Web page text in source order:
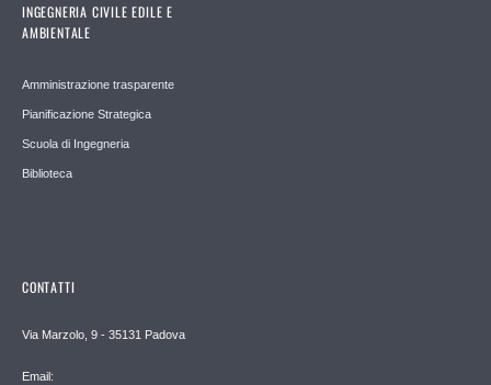
INGEGNERIA CIVILE EDILE E
AMBIENTALE
Amministrazione trasparente
Pianificazione Strategica
Scuola di Ingegneria
Biblioteca
CONTATTI
Via Marzolo, 9 - 35131 Padova
Email: